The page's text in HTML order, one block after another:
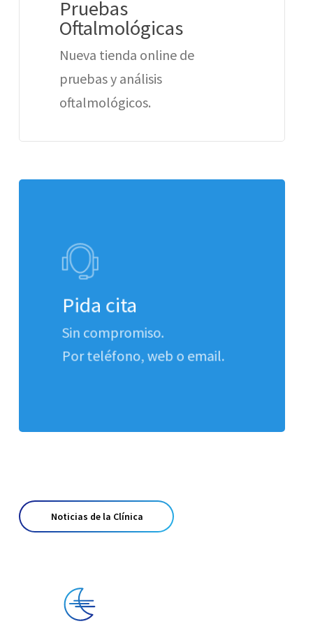
Pruebas
Oftalmológicas
Nueva tienda online de
pruebas y análisis
oftalmológicos.
Pida cita
Sin compromiso.
Por teléfono, web o email.
Noticias de la Clínica